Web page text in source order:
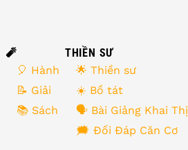
🧨
🎈 Hành
📝 Giải
📚 Sách
THIỀN SƯ
🌟 Thiền sư
☀️ Bồ tát
🗣 Bài Giảng Khai Thị
🗯 Đối Đáp Căn Cơ